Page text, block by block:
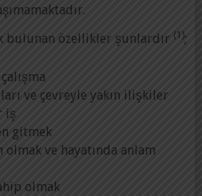
bulunan özellikler şunlardır (1);
ve çevreyle yakın ilişkiler
iş
gitmek
olmak ve hayatında anlam
olmak